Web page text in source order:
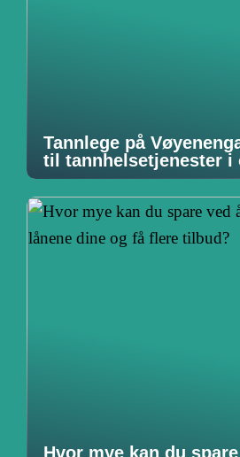
Tannlege på
til tannhelsetjenester i
Hvor mye kan du